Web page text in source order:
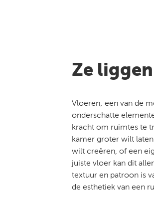
Ze
Vloeren; een van de
onderschatte
kracht om ruimtes te
kamer groter wilt
wilt creëren, of een
juiste vloer kan dit
textuur en patroon is
de esthetiek van een